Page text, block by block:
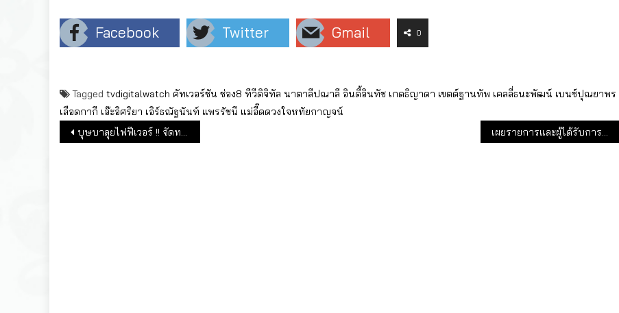
Facebook Twitter Gmail 0
Tagged tvdigitalwatch คัทเวอร์ชัน ช่อง8 ทีวีดิจิทัล นาตาลีปณาลี อินดี้อินทัช เกดธิญาดา เขตต์ฐานทัพ เคลลี่ธนะพัฒน์ เบนซ์ปุณยาพร
เลือดกากี เอ๊ะอิศริยา เอิร์ธณัฐนันท์ แพรรัชนี แม่อี๊ดดวงใจหทัยกาญจน์
แนะแนวเรื่อง
บุษบาลุยไฟฟีเวอร์ !! จัดทริปล่องเรือ เล่าเรื่องตามรอยละคร เผยรายการและผู้ได้รับการเสนอชื่อจากประเทศไทย ใน Content Asia Awards 2023